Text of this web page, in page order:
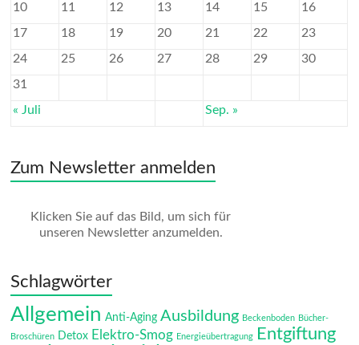
10
11 12 13 14 15
16
17
18 19 20 21 22
23
24
25 26 27 28 29
30
31
« Juli
Sep. »
Zum Newsletter anmelden
Klicken Sie auf das Bild, um sich für
unseren Newsletter anzumelden.
Schlagwörter
Allgemein Anti-Aging Ausbildung Beckenboden Bücher-
Broschüren Detox Elektro-Smog Energieübertragung Entgiftung